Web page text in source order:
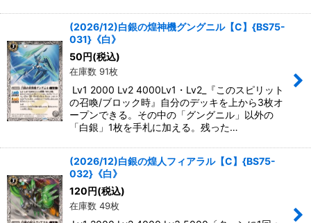
(2026/12)白銀の煌神機グングニル【C】{BS75-
031}《白》
50 円(税込)
在庫数 91枚
Lv1 2000 Lv2 4000Lv1・Lv2_『このスピリット
の召喚/ブロック時』自分のデッキを上から3枚オ
ープンできる。その中の「グングニル」以外の
「白銀」1枚を手札に加える。残った…
(2026/12)白銀の煌人フィアラル【C】{BS75-
032}《白》
120 円(税込)
在庫数 49枚